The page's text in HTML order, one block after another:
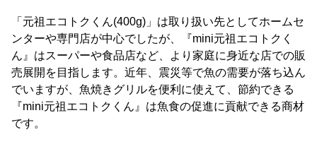
「元祖エコトクくん(400g)」は取り扱い先としてホームセ
ンターや専門店が中心でしたが、『mini元祖エコトクく
ん』はスーパーや食品店など、より家庭に身近な店での販
売展開を目指します。近年、震災等で魚の需要が落ち込ん
でいますが、魚焼きグリルを便利に使えて、節約できる
『mini元祖エコトクくん』は魚食の促進に貢献できる商材
です。